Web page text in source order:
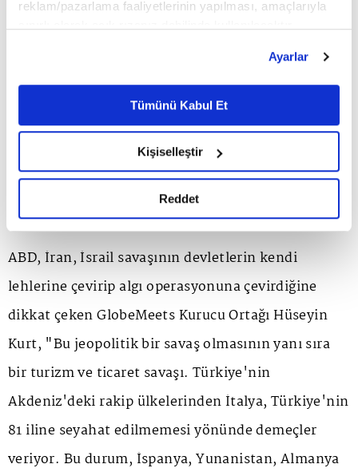
reklam/pazarlama faaliyetlerinin yapılması, amaçlarıyla
belirleyebilirsiniz. Çerezlere ilişkin detaylı bilgi için
Ayarlar butonuna tıklayabilir,Çerez Bilgilendirme
Metnimizi ziyaret edebilirsiniz.
6698 sayılı Kişisel Verilerin Korunması Kanunu uyarınca
okumak ve sitemizi ziyaretiniz kapsamında
gerçekleştirilen veri işleme faaliyetleri ile ilgili daha
detaylı bilgi almak için lütfentıklayınız.
Ayarlar
Tümünü Kabul Et
Kişiselleştir
Reddet
ABD, İran, İsrail savaşının devletlerin kendi
lehlerine çevirip algı operasyonuna çevirdiğine
dikkat çeken GlobeMeets Kurucu Ortağı Hüseyin
Kurt, "Bu jeopolitik bir savaş olmasının yanı sıra
bir turizm ve ticaret savaşı. Türkiye'nin
Akdeniz'deki rakip ülkelerinden İtalya, Türkiye'nin
81 iline seyahat edilmemesi yönünde demeçler
veriyor. Bu durum, İspanya, Yunanistan, Almanya